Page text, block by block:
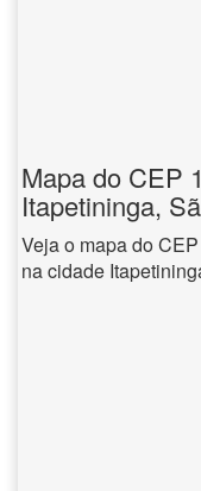
Mapa do CEP
Itapetininga,
Veja o mapa do
na cidade